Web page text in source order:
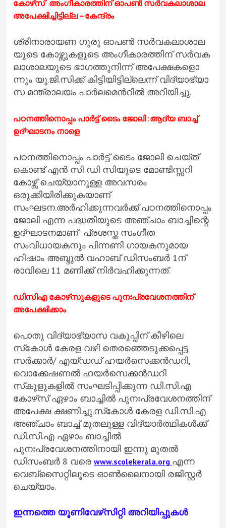
കോ​ഴ്‌സ് ​ അംഗീകാരത്തിന്​ ഓപണ്‍ സർവകലാശാല
അപേക്ഷിച്ചിട്ടില്ല –കേന്ദ്രം
ശ്രീ​നാ​രാ​യ​ണ ഗു​രു ഓ​പ​ണ്‍ സ​ര്‍വ​ക​ലാ​ശാ​ല​
യു​ടെ കോ​ഴ്സു​ക​ളു​ടെ അം​ഗീ​കാ​ര​ത്തി​ന്​ സ​ര്‍വ​ക​
ലാ​ശാ​ല​യു​ടെ ഭാ​ഗ​ത്തു​നി​ന്ന് അ​പേ​ക്ഷ​കളൊ​
ന്നും യു.​ജി.​സി​ക്ക് കി​ട്ടി​യി​ട്ടി​ല്ലെ​ന്ന്​ വി​ദ്യാ​ഭ്യാ​
സ മ​ന്ത്രാ​ല​യം പാ​ർ​ല​മെൻറി​ൽ അ​റി​യി​ച്ചു.
പഠനത്തിനൊപ്പം പാർട്ട്‌ ടൈം ജോലി :ആദ്യ ബാച്ച്
ഉദ്ഘാടനം നാളെ
പഠനത്തിനൊപ്പം പാർട്ട്‌ ടൈം ജോലി ചെയ്ത്
കൊണ്ട് എൻ സി ഡി സിയുടെ മോണ്ടി‌സ്സറി
കോഴ്സ് ചെയ്യാനുള്ള അവസരം
ഒരുക്കിയിരിക്കുകയാണ്
സംഘടന.അർഹിക്കുന്നവർക്ക് പഠനത്തിനൊപ്പം
ജോലി എന്ന പദ്ധതിയുടെ അഞ്ചാം ബാച്ചിന്റെ
ഉദ്ഘാടനമാണ് പ്രശസ്ത സംഗീത
സംവിധായകനും പിന്നണി ഗായകനുമായ
ഹിഷാം അബ്ദുൽ വഹാബ് ഡിസംബർ 1ന്
രാവിലെ 11 മണിക്ക് നിർവഹിക്കുന്നത്.
ഡിസിഎ കോഴ്‌സുകളുടെ പുനഃപ്രവേശനത്തിന്
അപേക്ഷിക്കാം
പൊതു വിദ്യാഭ്യാസ വകുപ്പിന് കീഴിലെ
സ്‌കോള്‍ കേരള വഴി തെരഞ്ഞെടുക്കപ്പെട്ട
സര്‍ക്കാര്‍/ എയ്ഡഡ് ഹയര്‍സെക്കന്‍ഡറി,
വൊക്കേഷണല്‍ ഹയര്‍സെക്കന്‍ഡറി
സ്‌കൂളുകളില്‍ സംഘടിപ്പിക്കുന്ന ഡി.സി.എ
കോഴ്‌സ് ഏഴാം ബാച്ചില്‍ പുനഃപ്രവേശനത്തിന്
അപേക്ഷ ക്ഷണിച്ചു.സ്‌കോള്‍ കേരള ഡി.സി.എ
അഞ്ചാം ബാച്ച്‌ മുതലുള്ള വിദ്യാര്‍ത്ഥികള്‍ക്ക്
ഡി.സി.എ ഏഴാം ബാച്ചില്‍
പുനഃപ്രവേശനത്തിനായി ഇന്നു മുതല്‍
ഡിസംബര്‍ 8 വരെ www.scolekerala.org എന്ന
വെബ്‌സൈറ്റിലൂടെ ഓണ്‍ലൈനായി രജിസ്റ്റര്‍
ചെയ്യാം.
ഇന്നത്തെ യൂണിവേഴ്‌സിറ്റി അറിയിപ്പുകൾ